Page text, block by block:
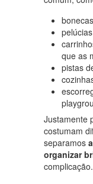
que as
pistas
Justamente
costumam
separamos
organizar